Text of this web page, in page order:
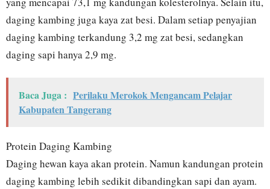
daging kambing juga kaya zat besi. Dalam setiap penyajian
daging kambing terkandung 3,2 mg zat besi, sedangkan
daging sapi hanya 2,9 mg.
Baca Juga : Perilaku Merokok Mengancam Pelajar
Kabupaten Tangerang
Protein Daging Kambing
Daging hewan kaya akan protein. Namun kandungan protein
daging kambing lebih sedikit dibandingkan sapi dan ayam.